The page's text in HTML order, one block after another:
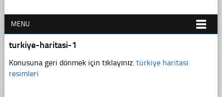
MENU
turkiye-haritasi-1
Konusuna geri dönmek için tıklayınız. türkiye haritası
resimleri